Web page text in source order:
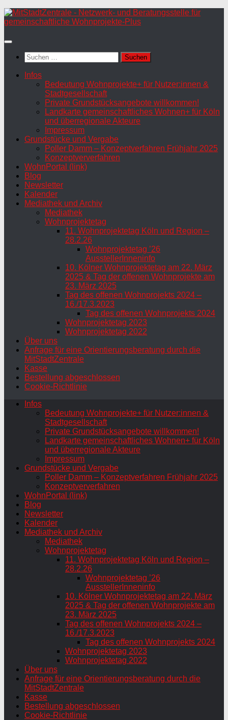
Zum
Inhalt
Suchen
nach:
Infos
Bedeutung Wohnprojekte+ für Nutzer:innen &
Stadtgesellschaft
Private Grundstücksangebote willkommen!
Landkarte gemeinschaftliches Wohnen+ für Köln
und überregionale Akteure
Impressum
Grundstücke und Vergabe
Poller Damm – Konzeptverfahren Frühjahr 2025
Konzeptververfahren
WohnPortal (link)
Blog
Newsletter
Kalender
Mediathek und Archiv
Mediathek
Wohnprojektetag
11. Wohnprojektetag Köln und Region –
28.2.26
Wohnprojektetag ’26
AusstellerInneninfo
10. Kölner Wohnprojektetag am 22. März
2025 & Tag der offenen Wohnprojekte am
23. März 2025
Tag des offenen Wohnprojekts 2024 –
16./17.3.2023
Tag des offenen Wohnprojekts 2024
Wohnprojektetag 2023
Wohnprojektetag 2022
Über uns
Anfrage für eine Orientierungsberatung durch die
MitStadtZentrale
Kasse
Bestellung abgeschlossen
Cookie-Richtlinie
Infos
Bedeutung Wohnprojekte+ für Nutzer:innen &
Stadtgesellschaft
Private Grundstücksangebote willkommen!
Landkarte gemeinschaftliches Wohnen+ für Köln
und überregionale Akteure
Impressum
Grundstücke und Vergabe
Poller Damm – Konzeptverfahren Frühjahr 2025
Konzeptververfahren
WohnPortal (link)
Blog
Newsletter
Kalender
Mediathek und Archiv
Mediathek
Wohnprojektetag
11. Wohnprojektetag Köln und Region –
28.2.26
Wohnprojektetag ’26
AusstellerInneninfo
10. Kölner Wohnprojektetag am 22. März
2025 & Tag der offenen Wohnprojekte am
23. März 2025
Tag des offenen Wohnprojekts 2024 –
16./17.3.2023
Tag des offenen Wohnprojekts 2024
Wohnprojektetag 2023
Wohnprojektetag 2022
Über uns
Anfrage für eine Orientierungsberatung durch die
MitStadtZentrale
Kasse
Bestellung abgeschlossen
Cookie-Richtlinie